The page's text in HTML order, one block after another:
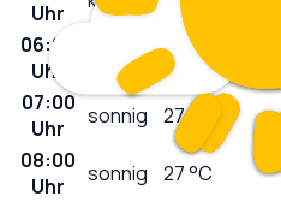
Uhr
06:00
Uhr
27 °C
07:00
Uhr
sonnig 27°C
08:00
Uhr
sonnig 27°C